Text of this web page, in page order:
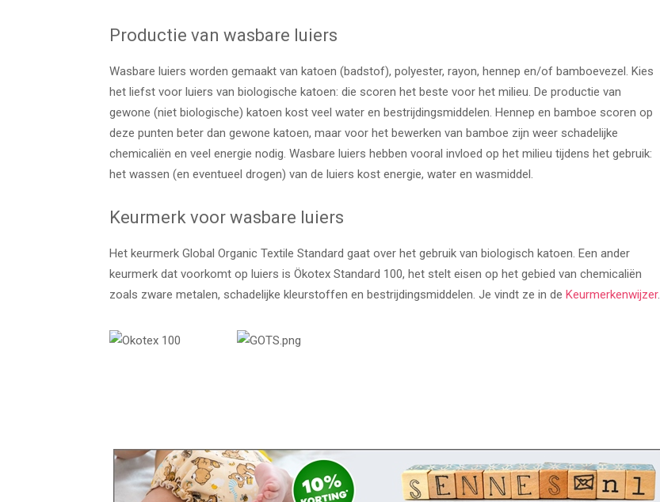
Productie van wasbare luiers
Wasbare luiers worden gemaakt van katoen (badstof), polyester, rayon, hennep en/of bamboevezel. Kies
het liefst voor luiers van biologische katoen: die scoren het beste voor het milieu. De productie van
gewone (niet biologische) katoen kost veel water en bestrijdingsmiddelen. Hennep en bamboe scoren op
deze punten beter dan gewone katoen, maar voor het bewerken van bamboe zijn weer schadelijke
chemicaliën en veel energie nodig. Wasbare luiers hebben vooral invloed op het milieu tijdens het gebruik:
het wassen (en eventueel drogen) van de luiers kost energie, water en wasmiddel.
Keurmerk voor wasbare luiers
Het keurmerk Global Organic Textile Standard gaat over het gebruik van biologisch katoen. Een ander
keurmerk dat voorkomt op luiers is Ökotex Standard 100, het stelt eisen op het gebied van chemicaliën
zoals zware metalen, schadelijke kleurstoffen en bestrijdingsmiddelen. Je vindt ze in de Keurmerkenwijzer.